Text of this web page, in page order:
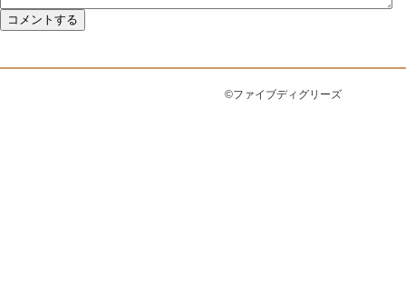
©ファイブディグリーズ